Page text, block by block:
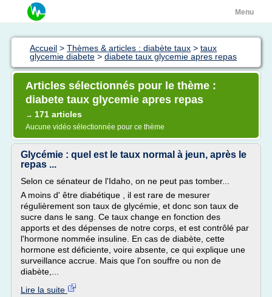
Menu
Accueil > Thèmes & articles : diabète taux > taux
glycemie diabete > diabete taux glycemie apres repas
Articles sélectionnés pour le thème :
diabete taux glycemie apres repas
→ 171 articles
Aucune vidéo sélectionnée pour ce thème
Glycémie : quel est le taux normal à jeun, après le
repas ...
Selon ce sénateur de l'Idaho, on ne peut pas tomber...
A moins d' être diabétique , il est rare de mesurer
régulièrement son taux de glycémie, et donc son taux de
sucre dans le sang. Ce taux change en fonction des
apports et des dépenses de notre corps, et est contrôlé par
l'hormone nommée insuline. En cas de diabète, cette
hormone est déficiente, voire absente, ce qui explique une
surveillance accrue. Mais que l'on souffre ou non de
diabète,...
Lire la suite